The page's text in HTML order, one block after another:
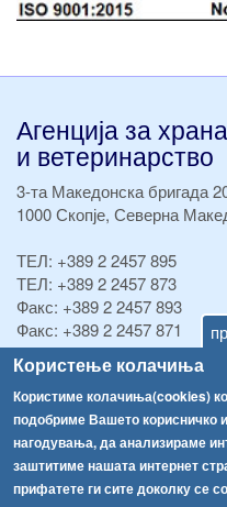
Користење колачиња
Користиме колачиња(cookies)
подобриме Вашето корисничко
нагодувања, да анализираме
заштитиме нашата интернет
прифатете ги сите доколку се
Агенција за храна
и ветеринарство
3-та Македонска бригада
1000 Скопје, Северна
ТЕЛ: +389 2 2457 895
ТЕЛ: +389 2 2457 873
Факс: +389 2 2457 893
Факс: +389 2 2457 871
info@fva.gov.mk
[АХВ-претходна страна]
Соопштенија
Република Бугарија ги засили официјалните контроли при увоз на свежо овошје и зеленчукАрхива